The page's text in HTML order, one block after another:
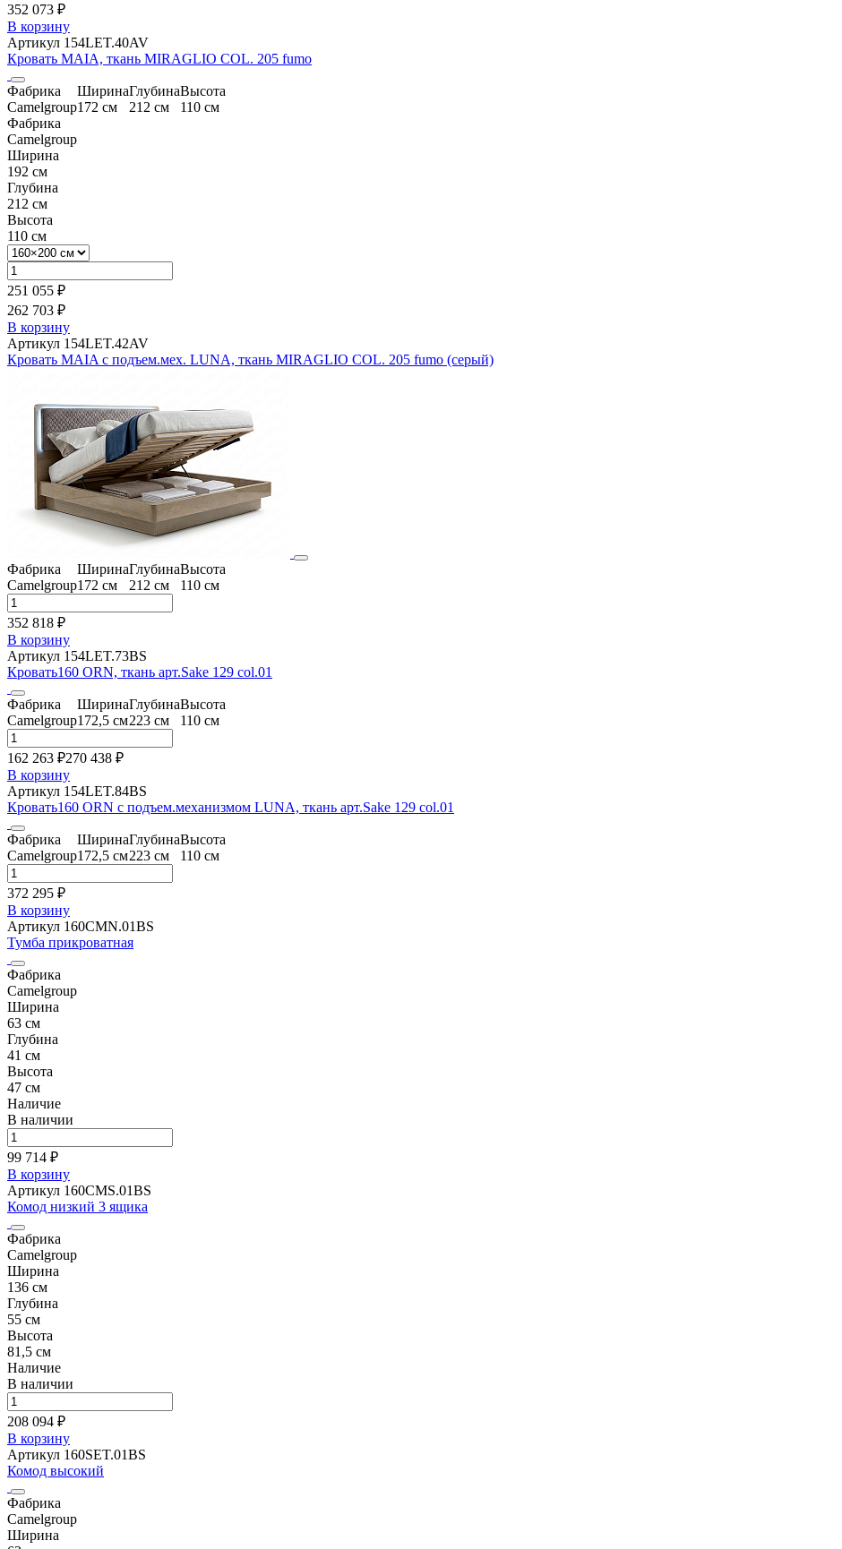
352 073 ₽
В корзину
Артикул 154LET.40AV
Кровать MAIA, ткань MIRAGLIO COL. 205 fumo
Фабрика
Camelgroup
Ширина
172 см
Глубина
212 см
Высота
110 см
Фабрика
Camelgroup
Ширина
192 см
Глубина
212 см
Высота
110 см
251 055 ₽
262 703 ₽
В корзину
Артикул 154LET.42AV
Кровать MAIA с подъем.мех. LUNA, ткань MIRAGLIO COL. 205 fumo (серый)
Фабрика
Camelgroup
Ширина
172 см
Глубина
212 см
Высота
110 см
352 818 ₽
В корзину
Артикул 154LET.73BS
Кровать160 ORN, ткань арт.Sake 129 col.01
Фабрика
Camelgroup
Ширина
172,5 см
Глубина
223 см
Высота
110 см
162 263 ₽270 438 ₽
В корзину
Артикул 154LET.84BS
Кровать160 ORN с подъем.механизмом LUNA, ткань арт.Sake 129 col.01
Фабрика
Camelgroup
Ширина
172,5 см
Глубина
223 см
Высота
110 см
372 295 ₽
В корзину
Артикул 160CMN.01BS
Тумба прикроватная
Фабрика
Camelgroup
Ширина
63 см
Глубина
41 см
Высота
47 см
Наличие
В наличии
99 714 ₽
В корзину
Артикул 160CMS.01BS
Комод низкий 3 ящика
Фабрика
Camelgroup
Ширина
136 см
Глубина
55 см
Высота
81,5 см
Наличие
В наличии
208 094 ₽
В корзину
Артикул 160SET.01BS
Комод высокий
Фабрика
Camelgroup
Ширина